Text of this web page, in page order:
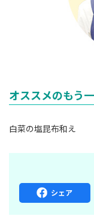
オススメのもう
白菜の塩昆布和え
シェア